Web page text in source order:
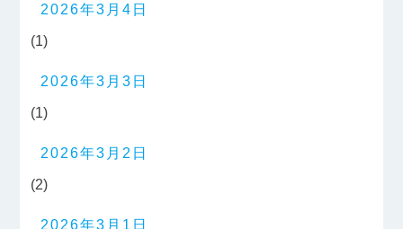
2026年3月4日
(1)
2026年3月3日
(1)
2026年3月2日
(2)
2026年3月1日